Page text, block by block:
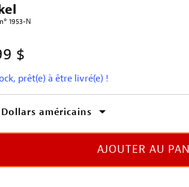
1953-N
$
prêt(e) à être livré(e) !
Dollars américains
AJOUTER AU